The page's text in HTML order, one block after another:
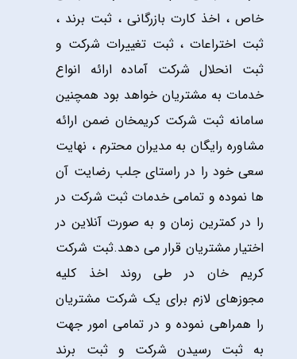
خاص ، اخذ کارت بازرگانی ، ثبت برند ،
ثبت اختراعات ، ثبت تغییرات شرکت و
ثبت انحلال شرکت آماده ارائه انواع
خدمات به مشتریان خواهد بود همچنین
سامانه ثبت شرکت کریمخان ضمن ارائه
مشاوره رایگان به مدیران محترم ، نهایت
سعی خود را در راستای جلب رضایت آن
ها نموده و تمامی خدمات ثبت شرکت در
را در کمترین زمان و به صورت آنلاین در
اختیار مشتریان قرار می دهد.ثبت شرکت
کریم خان در طی روند اخذ کلیه
مجوزهای لازم برای یک شرکت مشتریان
را همراهی نموده و در تمامی امور جهت
به ثبت رسیدن شرکت و ثبت برند